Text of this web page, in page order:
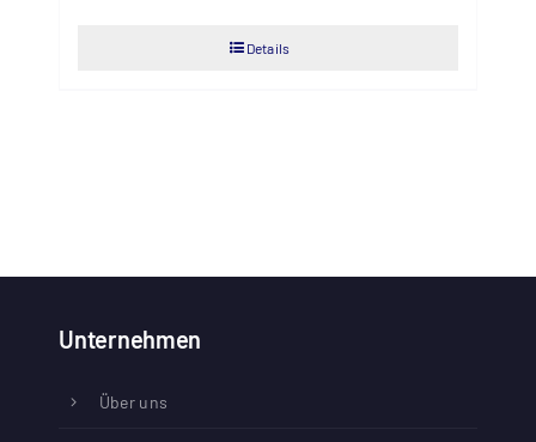
Details
Unternehmen
Über uns